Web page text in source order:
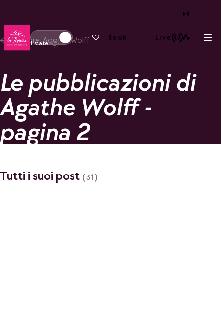
Torna alla home page
Passa alla modalità invernale
Estate
I tuoi preferiti
Book Live
Autore: Agathe Wolff
Le pubblicazioni di
Agathe Wolff -
pagina 2
Tutti i suoi post (31)